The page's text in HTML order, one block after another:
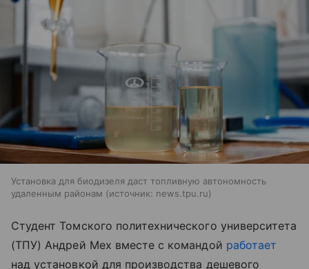
Установка для биодизеля даст топливную автономность
удаленным районам
источник: news.tpu.ru
Студент Томского политехнического университета
(ТПУ) Андрей Мех вместе с командой работает
над установкой для производства дешевого